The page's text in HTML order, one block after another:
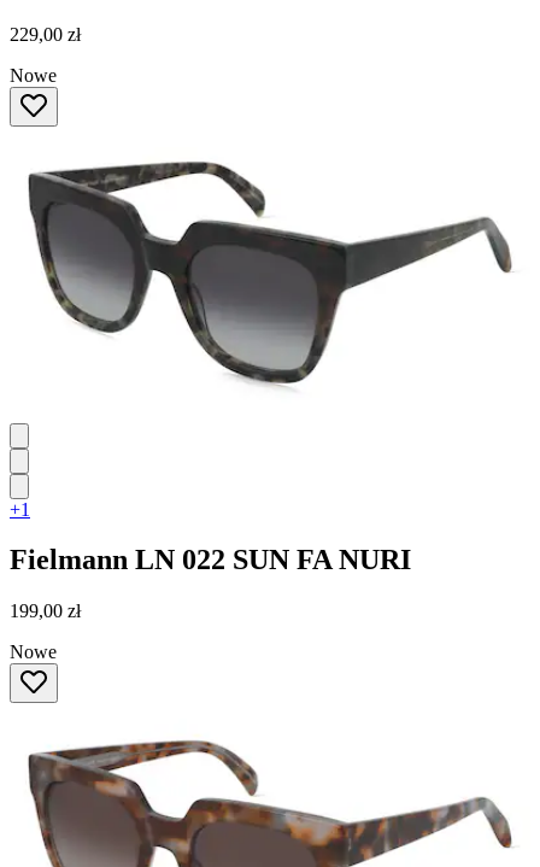
229,00 zł
Nowe
+1
Fielmann LN 022 SUN FA NURI
199,00 zł
Nowe